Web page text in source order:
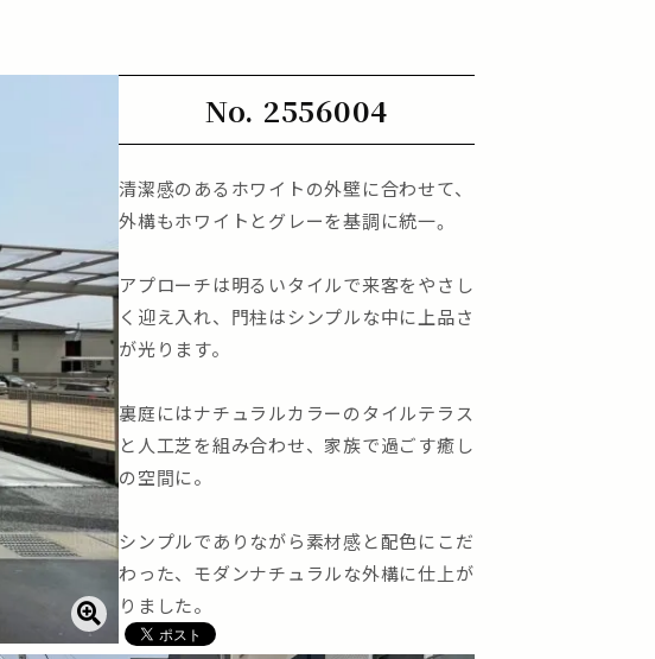
No. 2556004
清潔感のあるホワイトの外壁に合わせて、
外構もホワイトとグレーを基調に統一。
アプローチは明るいタイルで来客をやさし
く迎え入れ、門柱はシンプルな中に上品さ
が光ります。
裏庭にはナチュラルカラーのタイルテラス
と人工芝を組み合わせ、家族で過ごす癒し
の空間に。
シンプルでありながら素材感と配色にこだ
わった、モダンナチュラルな外構に仕上が
りました。